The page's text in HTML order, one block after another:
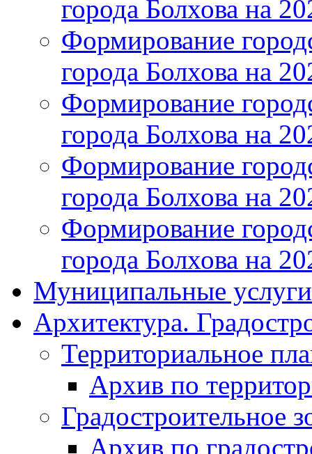
города Болхова на
Формирование
города Болхова на
Формирование
города Болхова на
Формирование
города Болхова на
Формирование
города Болхова на
Муниципальные услуги
Архитектура.
Территориальное
Архив по
Градостроительное
Архив по